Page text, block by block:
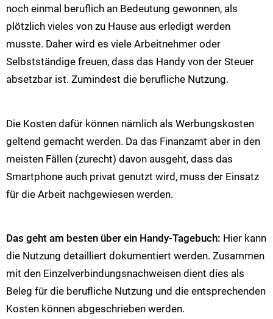
noch einmal beruflich an Bedeutung gewonnen, als
plötzlich vieles von zu Hause aus erledigt werden
musste. Daher wird es viele Arbeitnehmer oder
Selbstständige freuen, dass das Handy von der Steuer
absetzbar ist. Zumindest die berufliche Nutzung.
Die Kosten dafür können nämlich als Werbungskosten
geltend gemacht werden. Da das Finanzamt aber in den
meisten Fällen (zurecht) davon ausgeht, dass das
Smartphone auch privat genutzt wird, muss der Einsatz
für die Arbeit nachgewiesen werden.
Das geht am besten über ein Handy-Tagebuch: Hier kann
die Nutzung detailliert dokumentiert werden. Zusammen
mit den Einzelverbindungsnachweisen dient dies als
Beleg für die berufliche Nutzung und die entsprechenden
Kosten können abgeschrieben werden.